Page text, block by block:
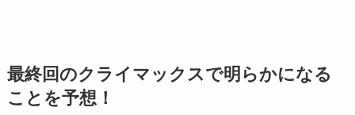
最終回のクライマックスで明らかになる
こと を予想！